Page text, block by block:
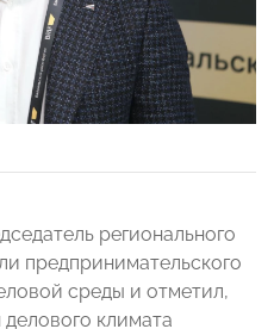
регионального
предпринимательского
среды и отметил,
климата